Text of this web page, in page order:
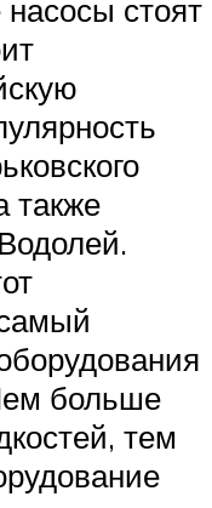
стоят
также
больше
тем